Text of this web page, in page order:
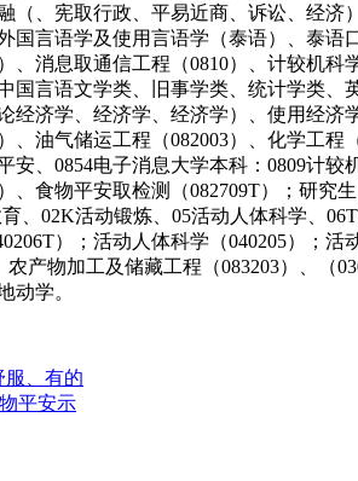
（、宪取行政、平易近商、诉讼、经
言语学及使用言语学（泰语）、泰
消息取通信工程（0810）、计较机
言语文学类、旧事学类、统计学类
经济学、经济学、经济学）、使用经
油气储运工程（082003）、化学工
、0854电子消息大学本科：0809计
、食物平安取检测（082709T）；研
育、02K活动锻炼、05活动人体科学、
）；活动人体科学（040205）；
产物加工及储藏工程（083203）、
动学。
服、有的
平安示